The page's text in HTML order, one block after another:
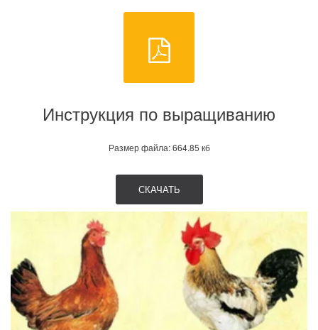
Инструкция по выращиванию
Размер файла: 664.85 кб
СКАЧАТЬ